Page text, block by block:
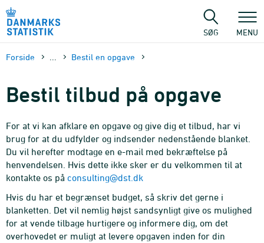
sidens
SØG MENU
Forside Bestil en opgave
Bestil tilbud på opgave
For at vi kan afklare en opgave og give dig et tilbud, har vi
brug for at du udfylder og indsender nedenstående blanket.
Du vil herefter modtage en e-mail med bekræftelse på
henvendelsen. Hvis dette ikke sker er du velkommen til at
kontakte os på consulting@dst.dk
Hvis du har et begrænset budget, så skriv det gerne i
blanketten. Det vil nemlig højst sandsynligt give os mulighed
for at vende tilbage hurtigere og informere dig, om det
overhovedet er muligt at levere opgaven inden for din